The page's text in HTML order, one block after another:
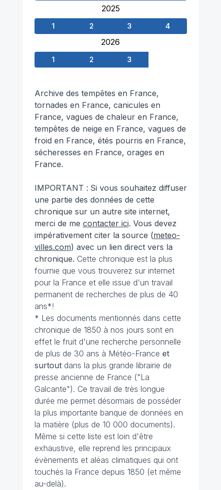
2025
1 2 3 4
2026
1 2 3
Archive des tempêtes en France,
tornades en France, canicules en
France, vagues de chaleur en France,
tempêtes de neige en France, vagues de
froid en France, étés pourris en France,
sécheresses en France, orages en
France.
IMPORTANT : Si vous souhaitez diffuser
une partie des données de cette
chronique sur un autre site internet,
merci de me contacter ici. Vous devez
impérativement citer la source (meteo-
villes.com) avec un lien direct vers la
chronique. Cette chronique est la plus
fournie que vous trouverez sur internet
pour la France et elle issue d'un travail
permanent de recherches de plus de 40
ans*!
* Les documents mentionnés dans cette
chronique de 1850 à nos jours sont en
effet le fruit d'une recherche personnelle
de plus de 30 ans à Météo-France et
surtout dans la plus grande librairie de
presse ancienne de France ("La
Galcante"). Ce travail de très longue
durée me permet désormais de posséder
la plus importante banque de données en
la matière (plus de 10 000 documents).
Même si cette liste est loin d'être
exhaustive, elle reprend les principaux
évènements et aléas climatiques qui ont
touchés la France depuis 1850 (et même
au-delà).